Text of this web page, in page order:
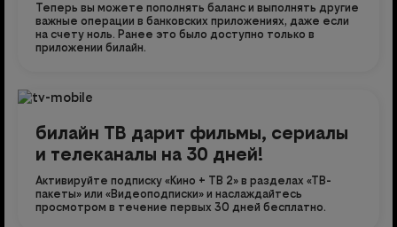
Теперь вы можете пополнять баланс и выполнять другие
важные операции в банковских приложениях, даже если
на счету ноль. Ранее это было доступно только в
приложении билайн.
билайн ТВ дарит фильмы, сериалы
и телеканалы на 30 дней!
Активируйте подписку «Кино + ТВ 2» в разделах «ТВ-
пакеты» или «Видеоподписки» и наслаждайтесь
просмотром в течение первых 30 дней бесплатно.